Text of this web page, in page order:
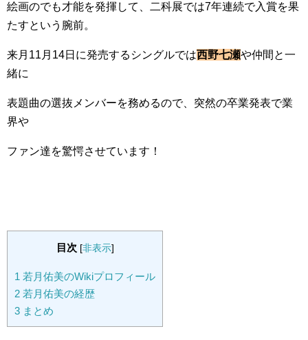
絵画のでも才能を発揮して、二科展では7年連続で入賞を果
たすという腕前。
来月11月14日に発売するシングルでは西野七瀬や仲間と一
緒に
表題曲の選抜メンバーを務めるので、突然の卒業発表で業
界や
ファン達を驚愕させています！
目次 [非表示]
1 若月佑美のWikiプロフィール
2 若月佑美の経歴
3 まとめ